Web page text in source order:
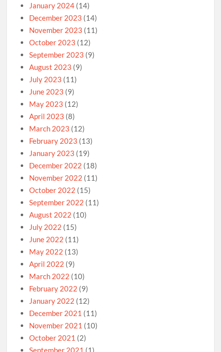
January 2024 (14)
December 2023 (14)
November 2023 (11)
October 2023 (12)
September 2023 (9)
August 2023 (9)
July 2023 (11)
June 2023 (9)
May 2023 (12)
April 2023 (8)
March 2023 (12)
February 2023 (13)
January 2023 (19)
December 2022 (18)
November 2022 (11)
October 2022 (15)
September 2022 (11)
August 2022 (10)
July 2022 (15)
June 2022 (11)
May 2022 (13)
April 2022 (9)
March 2022 (10)
February 2022 (9)
January 2022 (12)
December 2021 (11)
November 2021 (10)
October 2021 (2)
September 2021 (1)